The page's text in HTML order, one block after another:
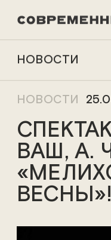
НОВОСТИ
НОВОСТИ
ВАШ, А.
ВЕСНЫ»!